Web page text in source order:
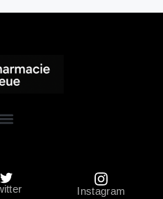
Instagram